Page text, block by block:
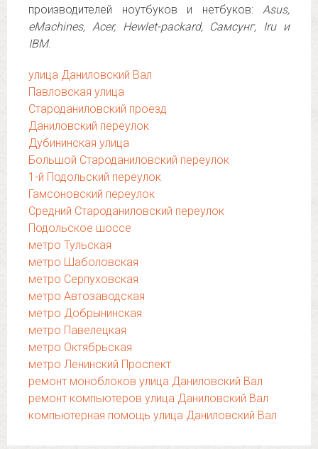
производителей ноутбуков и нетбуков: Asus,
eMachines, Acer, Hewlet-packard, Самсунг, Iru и
IBM.
улица Даниловский Вал
Павловская улица
Староданиловский проезд
Даниловский переулок
Дубининская улица
Большой Староданиловский переулок
1-й Подольский переулок
Гамсоновский переулок
Средний Староданиловский переулок
Подольское шоссе
метро Тульская
метро Шаболовская
метро Серпуховская
метро Автозаводская
метро Добрынинская
метро Павелецкая
метро Октябрьская
метро Ленинский Проспект
ремонт моноблоков улица Даниловский Вал
ремонт компьютеров улица Даниловский Вал
компьютерная помощь улица Даниловский Вал